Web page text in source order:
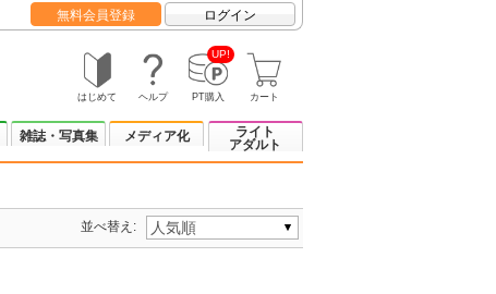
無料会員登録 ログイン
はじめて ヘルプ
UP!
PT購入 カート
雑誌・写真集 メディア化
ライト
アダルト
並べ替え: